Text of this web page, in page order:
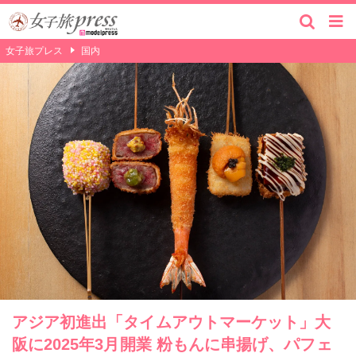
女子旅プレス 国内
アジア初進出「タイムアウトマーケット」大
阪に2025年3月開業 粉もんに串揚げ、パフェ